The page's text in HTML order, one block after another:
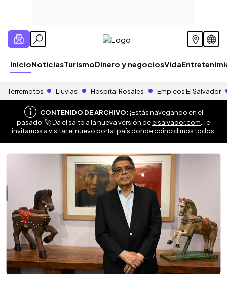
InicioNoticiasTurismoDinero y negociosVida
Terremotos Lluvias Hospital Rosales Empleos El Salvador
CONTENIDO DE ARCHIVO:¡Estás navegando en el
pasado! 🚀 Da el salto a la nueva versión deelsalvador.com . Te
invitamos a visitar el nuevo portal país donde coincidimos todos.